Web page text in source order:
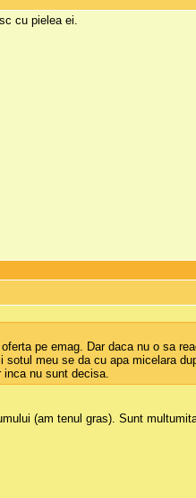
cu pielea ei.
pe emag. Dar daca nu o sa
meu se da cu apa micelara
inca nu sunt decisa.
(am tenul gras). Sunt